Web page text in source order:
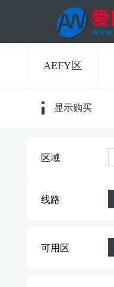
AEFY区
显示购买
区域
线路
可用区